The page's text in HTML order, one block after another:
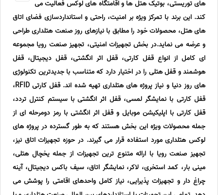
های توریستی، بوتیک هتل ها و اقامتگاه های لوکس فعالیت می
کند. این برند با تمرکز ویژه بر امنیت، راحتی و استانداردسازی فضای اتاق
های هتل، محصولات خود را مطابق با نیازهای روز صنعت هتلداری طراحی
و عرضه می نماید.در بخش تجهیزات امنیتی، تجهیز صنعت رویا مجموعه
ای کامل از انواع قفل کارتی، قفل اثر انگشتی، قفل دیجیتال، قفل
هوشمند و قفل هتلی را در اختیار دارد که متناسب با جدیدترین تکنولوژی
های روز دنیا و نیاز پروژه های هتلداری تهیه شده اند. قفل کارتی RFID،
قفل کارتی با نمایشگر لمسی، قفل اثر انگشتی با سیستم کنترل تردد،
قفل کارتی با اپلیکیشن موبایل و قفل اثر انگشتی با رمز دومرحله ای از
جمله محصولات ویژه این بخش هستند که به طور گسترده در پروژه های
لوکس هتلداری مورد استفاده قرار می گیرند. در حوزه تجهیزات اتاق نیز،
تجهیز صنعت رویا با ارائه متنوع ترین تجهیزات از جمله یخچال هتلی،
مینی بار، کمد استخری، لاکر، نمایشگر اتاق، سیف باکس دیجیتال، آینه
چراغ دار و تجهیزات پذیرایی، نیاز کامل واحدهای اقامتی را پوشش می